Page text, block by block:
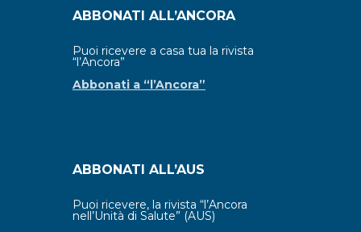
ABBONATI ALL’ANCORA
Puoi ricevere a casa tua la rivista
“l’Ancora”
Abbonati a “l’Ancora”
ABBONATI ALL’AUS
Puoi ricevere, la rivista “l’Ancora
nell’Unità di Salute” (AUS)